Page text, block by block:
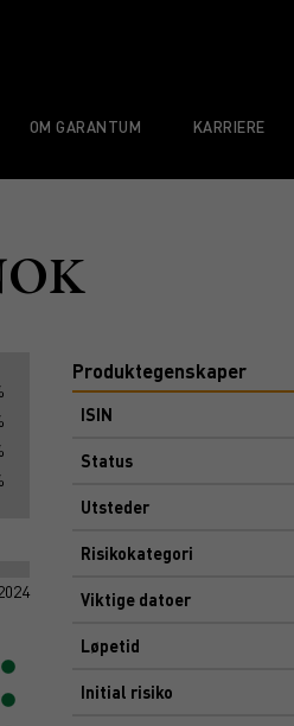
OM GARANTUM KARRIERE
Produktegenskaper
ISIN
Status
Utsteder
Risikokategori
Viktige datoer
Løpetid
Initial risiko